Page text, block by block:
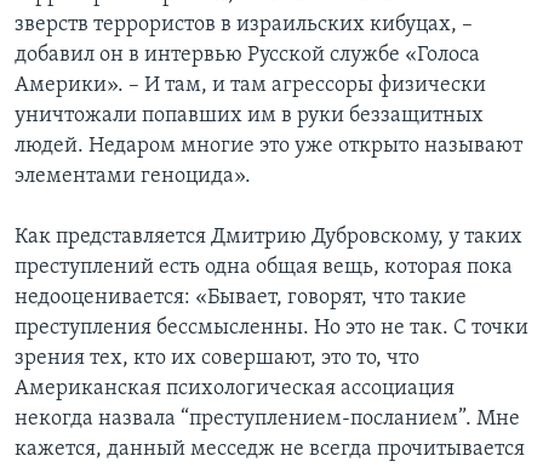
зверств террористов в израильских кибуцах, –
добавил он в интервью Русской службе «Голоса
Америки». – И там, и там агрессоры физически
уничтожали попавших им в руки беззащитных
людей. Недаром многие это уже открыто называют
элементами геноцида».
Как представляется Дмитрию Дубровскому, у таких
преступлений есть одна общая вещь, которая пока
недооценивается: «Бывает, говорят, что такие
преступления бессмысленны. Но это не так. С точки
зрения тех, кто их совершают, это то, что
Американская психологическая ассоциация
некогда назвала “преступлением-посланием”. Мне
кажется, данный месседж не всегда прочитывается